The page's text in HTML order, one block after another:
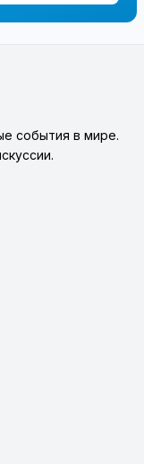
события в мире.